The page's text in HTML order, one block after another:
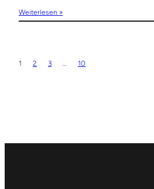
Weiterlesen »
1 2 3 … 10